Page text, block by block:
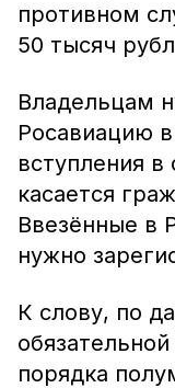
противном
50 тысяч
Владельцам
Росавиацию
вступления
касается
Ввезённые в
нужно
К слову, по
порядка